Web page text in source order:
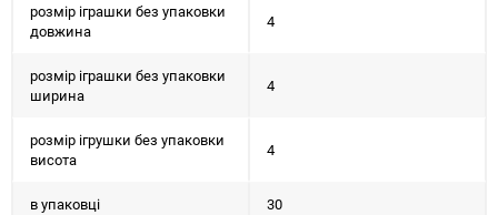
розмір іграшки без упаковки
довжина
4
розмір іграшки без упаковки
ширина
4
розмір ігрушки без упаковки
висота
4
в упаковці 30